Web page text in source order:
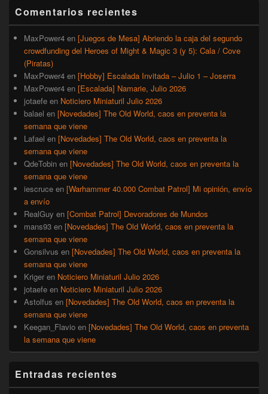
lateral
primaria
Comentarios recientes
MaxPower4 en [Juegos de Mesa] Abriendo la caja del segundo
crowdfunding del Heroes of Might & Magic 3 (y 5): Cala / Cove
(Piratas)
MaxPower4 en [Hobby] Escalada Invitada – Julio 1 – Joserra
MaxPower4 en [Escalada] Namarie, Julio 2026
jotaefe en Noticiero Miniaturil Julio 2026
balael en [Novedades] The Old World, caos en preventa la
semana que viene
Lafael en [Novedades] The Old World, caos en preventa la
semana que viene
QdeTobin en [Novedades] The Old World, caos en preventa la
semana que viene
iescruce en [Warhammer 40.000 Combat Patrol] Mi opinión, envío
a envío
RealGuy en [Combat Patrol] Devoradores de Mundos
mans93 en [Novedades] The Old World, caos en preventa la
semana que viene
Gonsilvus en [Novedades] The Old World, caos en preventa la
semana que viene
Kriger en Noticiero Miniaturil Julio 2026
jotaefe en Noticiero Miniaturil Julio 2026
Astolfus en [Novedades] The Old World, caos en preventa la
semana que viene
Keegan_Flavio en [Novedades] The Old World, caos en preventa
la semana que viene
Entradas recientes